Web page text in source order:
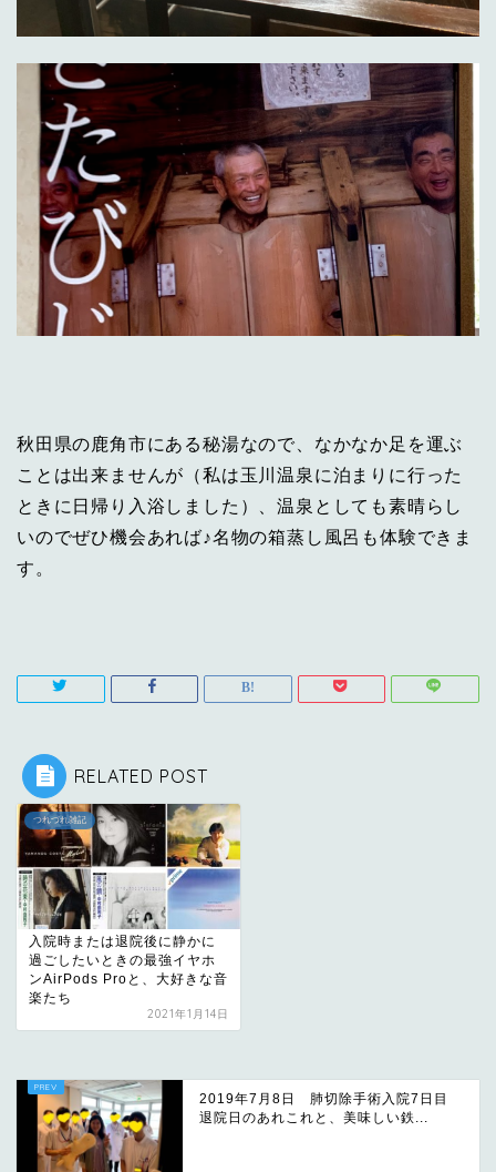
秋田県の鹿角市にある秘湯なので、なかなか足を運ぶ
ことは出来ませんが（私は玉川温泉に泊まりに行った
ときに日帰り入浴しました）、温泉としても素晴らし
いのでぜひ機会あれば♪名物の箱蒸し風呂も体験できま
す。
RELATED POST
つれづれ雑記
入院時または退院後に静かに
過ごしたいときの最強イヤホ
ンAirPods Proと、大好きな音
楽たち
2021年1月14日
2019年7月8日 肺切除手術入院7日目
退院日のあれこれと、美味しい鉄...